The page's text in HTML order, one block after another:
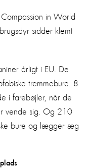
in World
sidder klemt
årligt i EU. De
tremmebure. 8
i farebøjler, når de
vende sig. Og 210
bure og lægger æg